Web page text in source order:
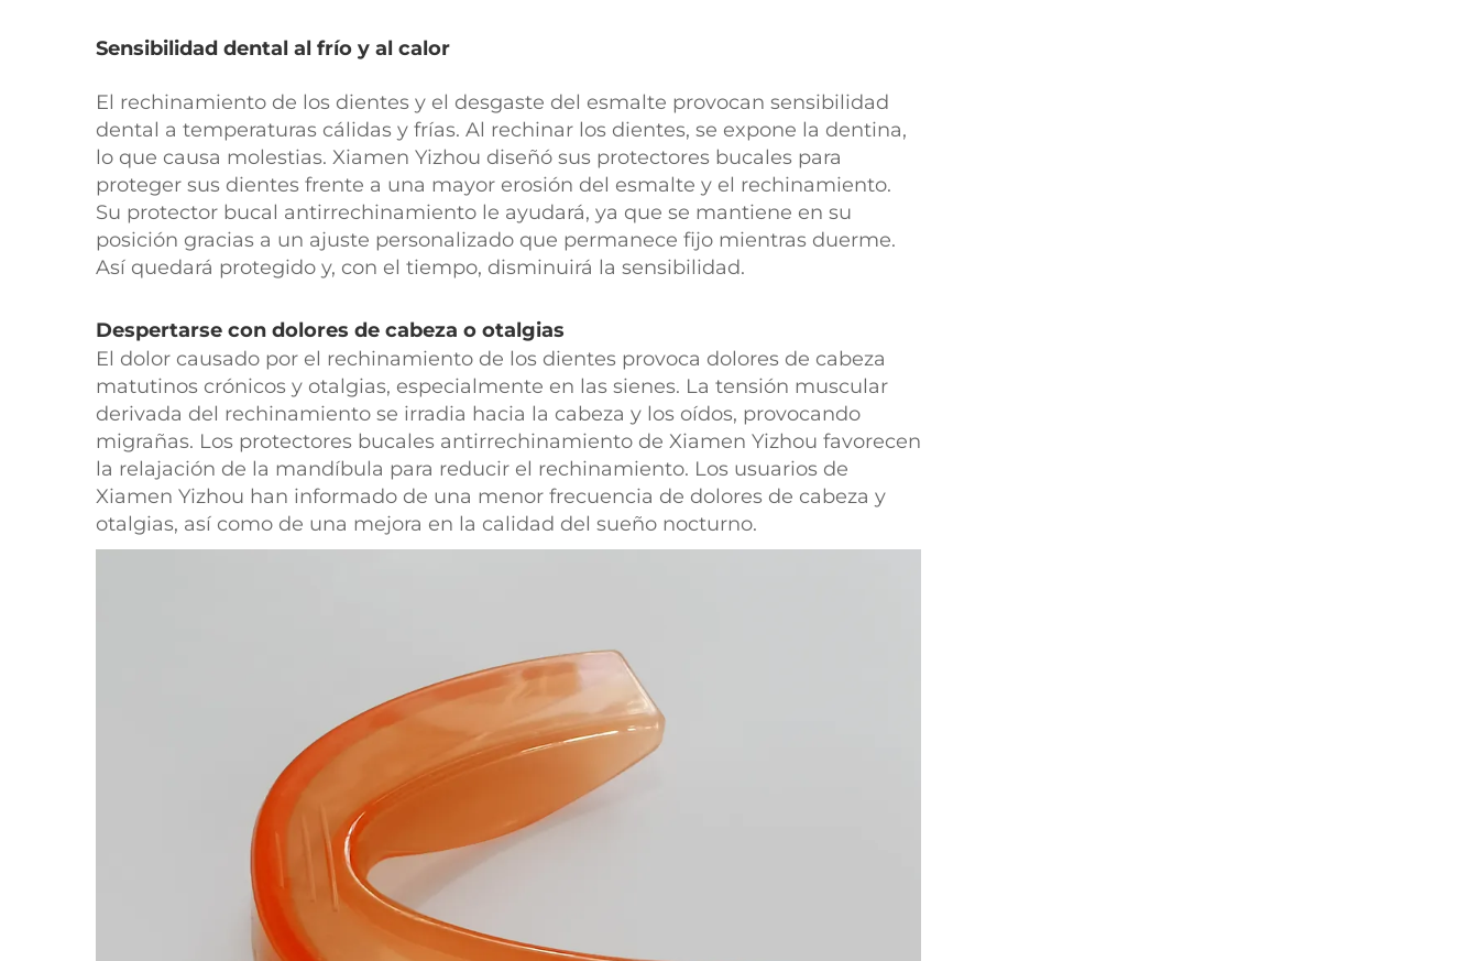
Sensibilidad dental al frío y al calor
El rechinamiento de los dientes y el desgaste del esmalte provocan sensibilidad
dental a temperaturas cálidas y frías. Al rechinar los dientes, se expone la dentina,
lo que causa molestias. Xiamen Yizhou diseñó sus protectores bucales para
proteger sus dientes frente a una mayor erosión del esmalte y el rechinamiento.
Su protector bucal antirrechinamiento le ayudará, ya que se mantiene en su
posición gracias a un ajuste personalizado que permanece fijo mientras duerme.
Así quedará protegido y, con el tiempo, disminuirá la sensibilidad.
Despertarse con dolores de cabeza o otalgias
El dolor causado por el rechinamiento de los dientes provoca dolores de cabeza
matutinos crónicos y otalgias, especialmente en las sienes. La tensión muscular
derivada del rechinamiento se irradia hacia la cabeza y los oídos, provocando
migrañas. Los protectores bucales antirrechinamiento de Xiamen Yizhou favorecen
la relajación de la mandíbula para reducir el rechinamiento. Los usuarios de
Xiamen Yizhou han informado de una menor frecuencia de dolores de cabeza y
otalgias, así como de una mejora en la calidad del sueño nocturno.